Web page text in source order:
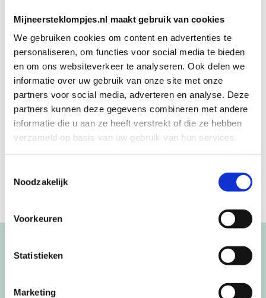
Mijneersteklompjes.nl maakt gebruik van cookies
We gebruiken cookies om content en advertenties te
personaliseren, om functies voor social media te bieden
en om ons websiteverkeer te analyseren. Ook delen we
informatie over uw gebruik van onze site met onze
partners voor social media, adverteren en analyse. Deze
partners kunnen deze gegevens combineren met andere
informatie die u aan ze heeft verstrekt of die ze hebben
verzameld op basis van uw gebruik van hun services.
Noodzakelijk
Voorkeuren
Statistieken
Marketing
van kracht en trots. De zitting is versierd met prachtige
jungle bladeren, waarin de geboortedatum, geboortetijd,
lengte en gewicht zijn verwerkt. Elk stoeltje wordt volledig
op maat gemaakt, waardoor je een écht persoonlijk cadeau
geeft.
Stoer jungle design: Ideaal voor jongens én meisjes
Verras kersverse ouders met een blijvende herinnering die
net zo bijzonder is als hun kleintje. Dit jungle
geboortestoeltje met leeuw is hét kraamcadeau dat blijft.
Blijf op de hoogte!